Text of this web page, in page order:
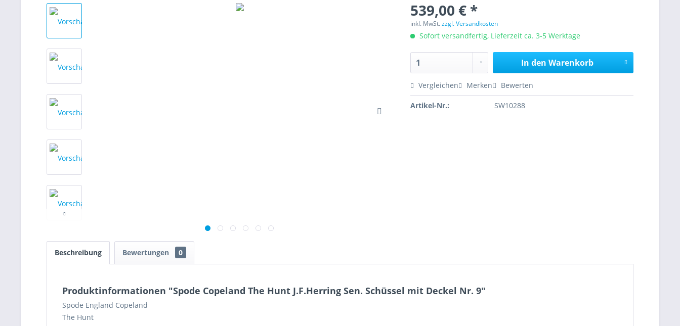
539,00 € *
inkl. MwSt.zzgl. Versandkosten
Sofort versandfertig, Lieferzeit ca. 3-5 Werktage
In den Warenkorb
Vergleichen Merken Bewerten
Artikel-Nr.: SW10288
Beschreibung Bewertungen 0
Produktinformationen "Spode Copeland The Hunt J.F.Herring Sen. Schüssel mit Deckel Nr. 9"
Spode England Copeland
The Hunt